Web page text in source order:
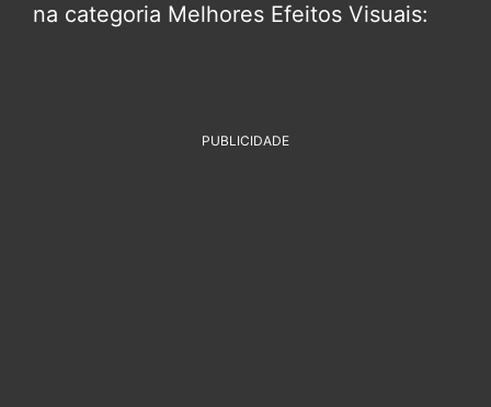
na categoria Melhores Efeitos Visuais:
PUBLICIDADE